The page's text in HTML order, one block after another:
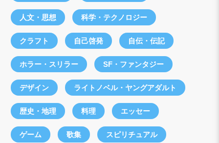
人文・思想 科学・テクノロジー
クラフト 自己啓発 自伝・伝記
ホラー・スリラー SF・ファンタジー
デザイン ライトノベル・ヤングアダルト
歴史・地理 料理 エッセー
ゲーム 歌集 スピリチュアル